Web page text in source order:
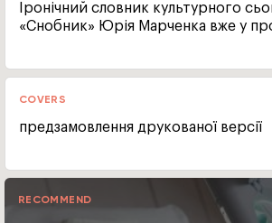
Іронічний словник культурного
«Снобник» Юрія Марченка вже у
COVERS
предзамовлення друкованої версії
RECOMMEND